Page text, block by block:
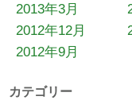
2013年3月
2012年12月
2012年9月
カテゴリー